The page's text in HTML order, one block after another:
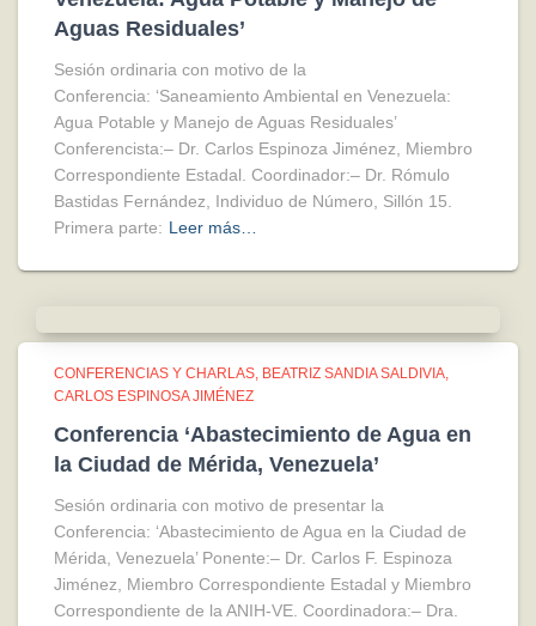
Aguas Residuales’
Sesión ordinaria con motivo de la
Conferencia: ‘Saneamiento Ambiental en Venezuela:
Agua Potable y Manejo de Aguas Residuales’
Conferencista:– Dr. Carlos Espinoza Jiménez, Miembro
Correspondiente Estadal. Coordinador:– Dr. Rómulo
Bastidas Fernández, Individuo de Número, Sillón 15.
Primera parte: Leer más…
CONFERENCIAS Y CHARLAS BEATRIZ SANDIA SALDIVIA
CARLOS ESPINOSA JIMÉNEZ
Conferencia ‘Abastecimiento de Agua en
la Ciudad de Mérida, Venezuela’
Sesión ordinaria con motivo de presentar la
Conferencia: ‘Abastecimiento de Agua en la Ciudad de
Mérida, Venezuela’ Ponente:– Dr. Carlos F. Espinoza
Jiménez, Miembro Correspondiente Estadal y Miembro
Correspondiente de la ANIH-VE. Coordinadora:– Dra.